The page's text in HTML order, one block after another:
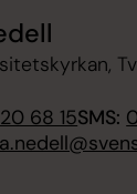
68 15SMS: